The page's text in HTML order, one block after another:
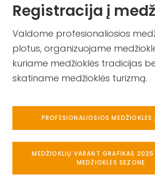
Registracija į
Valdome profesionaliosios
plotus, organizuojame
kuriame medžioklės tradicijas
skatiname medžioklės turizmą.
PROFESIONALIOSIOS
MEDŽIOKLIŲ VARANT GRAFIKAS
MEDŽIOKLĖS SEZONE